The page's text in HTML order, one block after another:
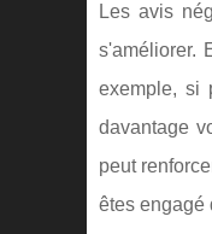
Les avis
s'améliorer.
exemple, si
davantage
peut
êtes engagé